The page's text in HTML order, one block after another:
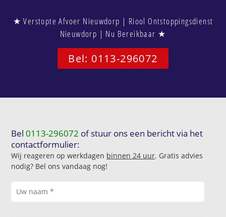
★ Verstopte Afvoer Nieuwdorp | Riool Ontstoppingsdienst
Nieuwdorp | Nu Bereikbaar ★
Bel: 0113-296072
Bel0113-296072 of stuur ons een bericht via het
contactformulier:
Wij reageren op werkdagen binnen 24 uur. Gratis advies
nodig? Bel ons vandaag nog!